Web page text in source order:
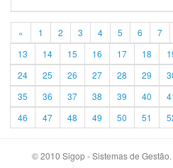
« 1 2 3 4 5 6 7
13
14 15 16 17 18
24
25 26 27 28 29
35
36 37 38 39 40
46
47 48 49 50 51
© 2010 Sigop - Sistemas de